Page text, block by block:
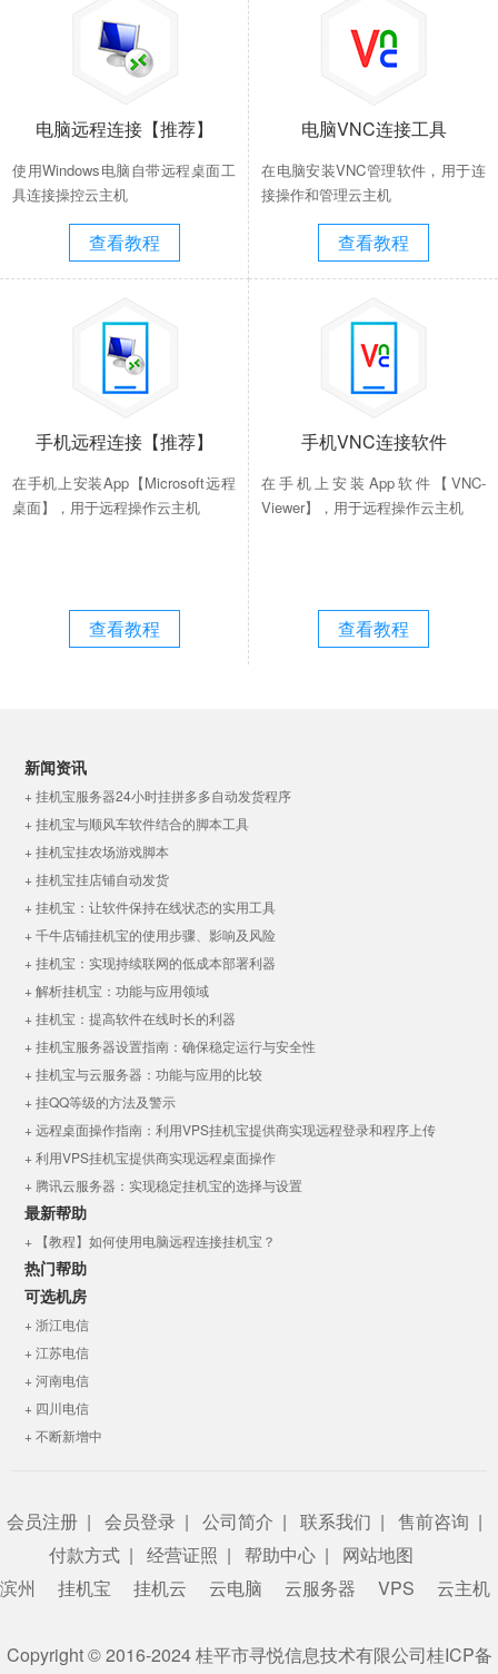
电脑远程连接【推荐】
使用Windows电脑自带远程桌面工
具连接操控云主机
查看教程
电脑VNC连接工具
在电脑安装VNC管理软件，用于连
接操作和管理云主机
查看教程
手机远程连接【推荐】
在手机上安装App【Microsoft远程
桌面】，用于远程操作云主机
查看教程
手机VNC连接软件
在手机上安装App软件【VNC-
Viewer】，用于远程操作云主机
查看教程
新闻资讯
+ 挂机宝服务器24小时挂拼多多自动发货程序
+ 挂机宝与顺风车软件结合的脚本工具
+ 挂机宝挂农场游戏脚本
+ 挂机宝挂店铺自动发货
+ 挂机宝：让软件保持在线状态的实用工具
+ 千牛店铺挂机宝的使用步骤、影响及风险
+ 挂机宝：实现持续联网的低成本部署利器
+ 解析挂机宝：功能与应用领域
+ 挂机宝：提高软件在线时长的利器
+ 挂机宝服务器设置指南：确保稳定运行与安全性
+ 挂机宝与云服务器：功能与应用的比较
+ 挂QQ等级的方法及警示
+ 远程桌面操作指南：利用VPS挂机宝提供商实现远程登录和程序上传
+ 利用VPS挂机宝提供商实现远程桌面操作
+ 腾讯云服务器：实现稳定挂机宝的选择与设置
最新帮助
+ 【教程】如何使用电脑远程连接挂机宝？
热门帮助
可选机房
+ 浙江电信
+ 江苏电信
+ 河南电信
+ 四川电信
+ 不断新增中
会员注册 | 会员登录 | 公司简介 | 联系我们 | 售前咨询 |
付款方式 | 经营证照 | 帮助中心 |
网站地图
滨州
挂机宝 挂机云 云电脑 云服务器 VPS 云主机
Copyright © 2016-2024 桂平市寻悦信息技术有限公司桂ICP备